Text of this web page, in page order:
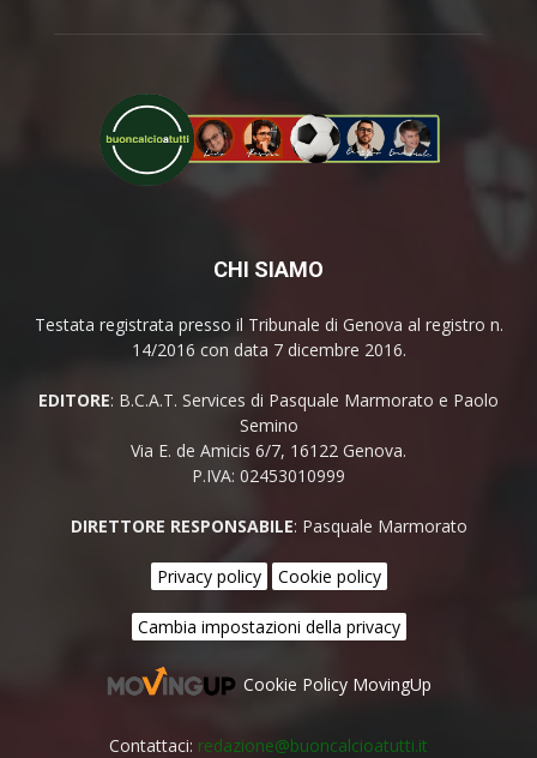
CHI SIAMO
Testata registrata presso il Tribunale di Genova al registro n.
14/2016 con data 7 dicembre 2016.
EDITORE: B.C.A.T. Services di Pasquale Marmorato e Paolo
Semino
Via E. de Amicis 6/7, 16122 Genova.
P.IVA: 02453010999
DIRETTORE RESPONSABILE: Pasquale Marmorato
Privacy policy Cookie policy
Cambia impostazioni della privacy
Cookie Policy MovingUp
Contattaci: redazione@buoncalcioatutti.it